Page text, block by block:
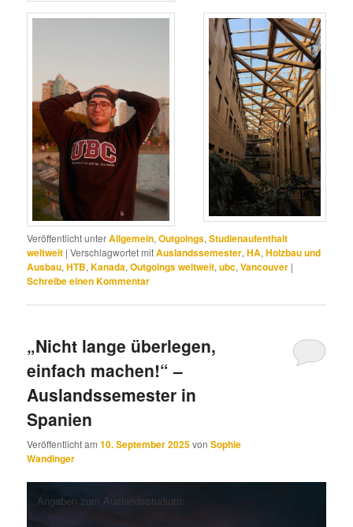
Veröffentlicht unterAllgemein,Outgoings,Studienaufenthalt
weltweit |Verschlagwortet mitAuslandssemester,HA,Holzbau und
Ausbau,HTB,Kanada,Outgoings weltweit,ubc,Vancouver |
Schreibe einen Kommentar
„Nicht lange überlegen,
einfach machen!“ –
Auslandssemester in
Spanien
Veröffentlicht am10. September 2025vonSophie
Wandinger
Angaben zum Auslandsstudium: